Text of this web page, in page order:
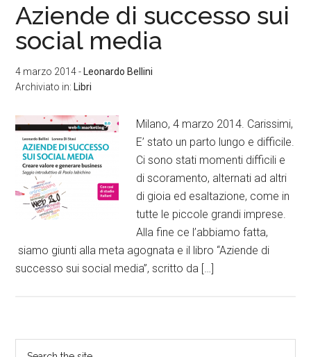
Aziende di successo sui
social media
4 marzo 2014- Leonardo Bellini
Archiviato in: Libri
Milano, 4 marzo 2014. Carissimi,
E’ stato un parto lungo e difficile.
Ci sono stati momenti difficili e
di scoramento, alternati ad altri
di gioia ed esaltazione, come in
tutte le piccole grandi imprese.
Alla fine ce l’abbiamo fatta,
siamo giunti alla meta agognata e il libro “Aziende di
successo sui social media”, scritto da […]